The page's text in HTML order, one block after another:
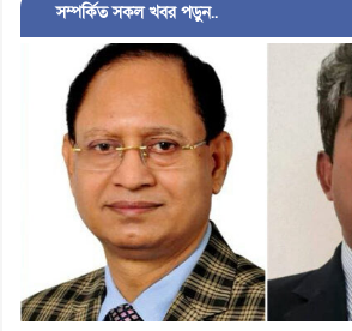
সম্পর্কিত সকল খবর পড়ুন..